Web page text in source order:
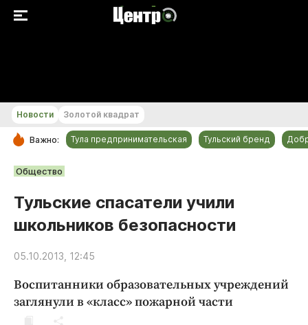
РУБРИКИ
Происшествия
Спорт
Тульский бренд
Тула предпринимательская
Новости Золотой квадрат
Важно: Тула предпринимательская Тульский бренд
Общество
Тульские спасатели учили
школьников безопасности
05.10.2013, 12:45
Воспитанники образовательных учреждений
заглянули в «класс» пожарной части